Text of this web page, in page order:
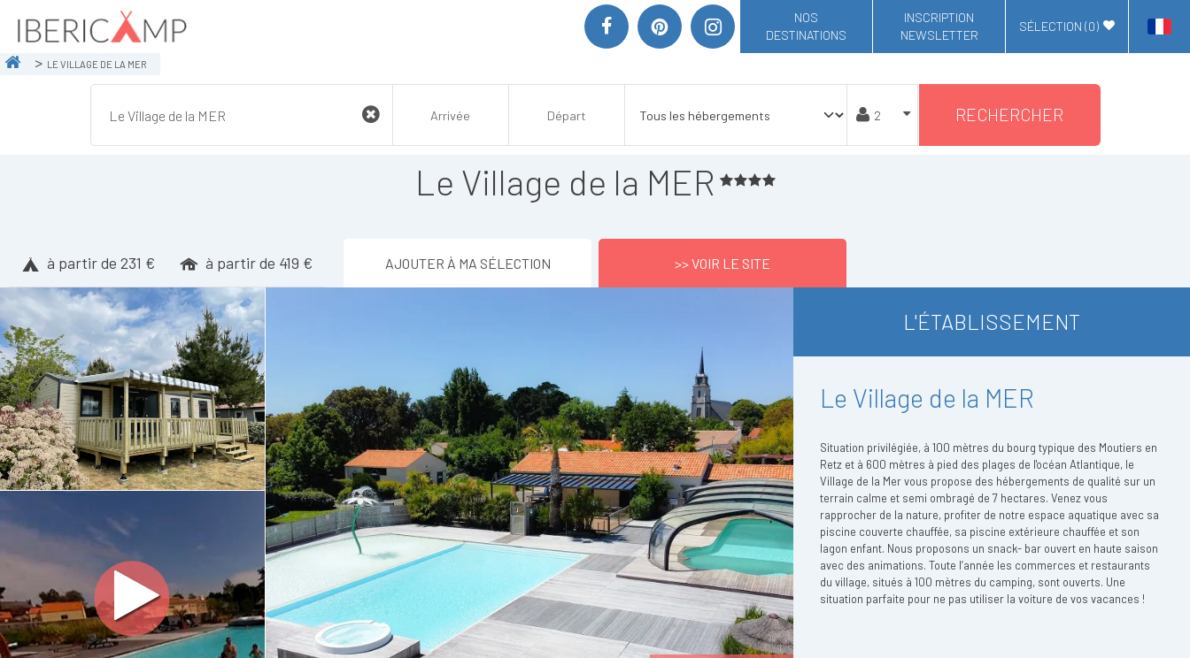
NOS
DESTINATIONS
INSCRIPTION
NEWSLETTER
SÉLECTION (0)
LE VILLAGE DE LA MER
RECHERCHER
Le Village de la MER
à partir de 231 € à partir de 419 € AJOUTER À MA SÉLECTION >> VOIR LE SITE
L'ÉTABLISSEMENT
Le Village de la MER
Situation privilégiée, à 100 mètres du bourg typique des Moutiers en
Retz et à 600 mètres à pied des plages de l'océan Atlantique, le
Village de la Mer vous propose des hébergements de qualité sur un
terrain calme et semi ombragé de 7 hectares. Venez vous
rapprocher de la nature, profiter de notre espace aquatique avec sa
piscine couverte chauffée, sa piscine extérieure chauffée et son
lagon enfant. Nous proposons un snack- bar ouvert en haute saison
avec des animations. Toute l’année les commerces et restaurants
du village, situés à 100 mètres du camping, sont ouverts. Une
situation parfaite pour ne pas utiliser la voiture de vos vacances !